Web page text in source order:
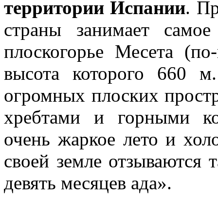
территории Испании.
страны занимает
плоскогорье Месета
высота которого 660
огромных плоских
хребтами и горными
очень жаркое лето и
своей земле
девять месяцев ада».